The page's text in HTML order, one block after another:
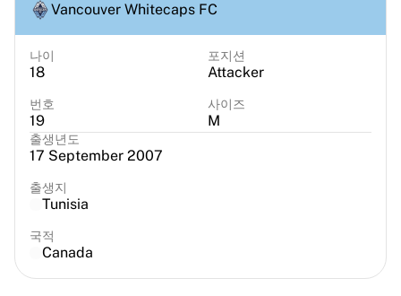
기타 스포츠
사이클링
팀 비스마 | 리스 어 바이크
수달 퀵스텝
넷컴퍼니 이네오스
EF 에듀케이션
팀 제이코 알울라
사이클링 전체 보기
프랑스 럭비
바스 럭비
ASM 클레르몽 오베르뉴
Vancouver Whitecaps FC
나이
18
포지션
Attacker
번호
19
사이즈
M
출생년도
17 September 2007
출생지
Tunisia
국적
Canada